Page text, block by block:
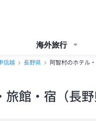
海外旅行
信越 長野県 阿智村のホテル
旅館・宿（長